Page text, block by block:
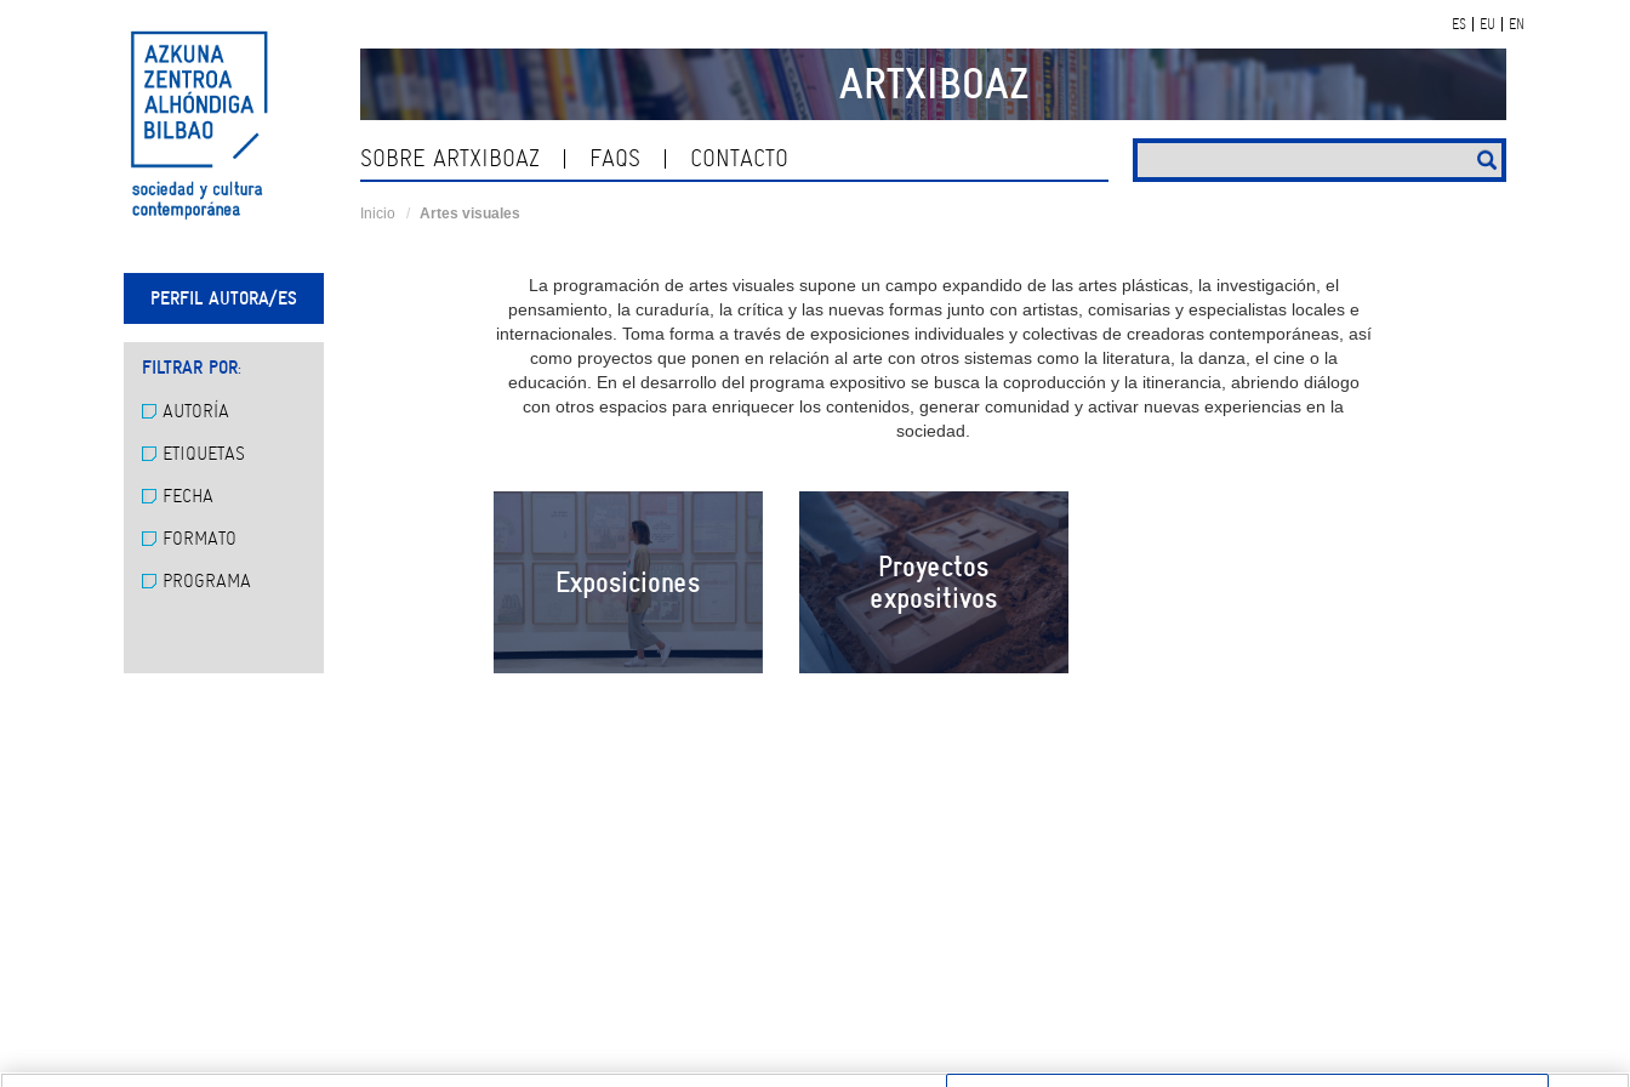
ES EU EN
ARTXIBOAZ
SOBRE ARTXIBOAZ FAQS CONTACTO
Inicio Artes visuales
PERFIL AUTORA/ES
FILTRAR POR:
AUTORÍA
ETIQUETAS
FECHA
FORMATO
PROGRAMA
La programación de artes visuales supone un campo expandido de las artes plásticas, la investigación, el
pensamiento, la curaduría, la crítica y las nuevas formas junto con artistas, comisarias y especialistas locales e
internacionales. Toma forma a través de exposiciones individuales y colectivas de creadoras contemporáneas, así
como proyectos que ponen en relación al arte con otros sistemas como la literatura, la danza, el cine o la
educación. En el desarrollo del programa expositivo se busca la coproducción y la itinerancia, abriendo diálogo
con otros espacios para enriquecer los contenidos, generar comunidad y activar nuevas experiencias en la
sociedad.
Exposiciones
Proyectos
expositivos